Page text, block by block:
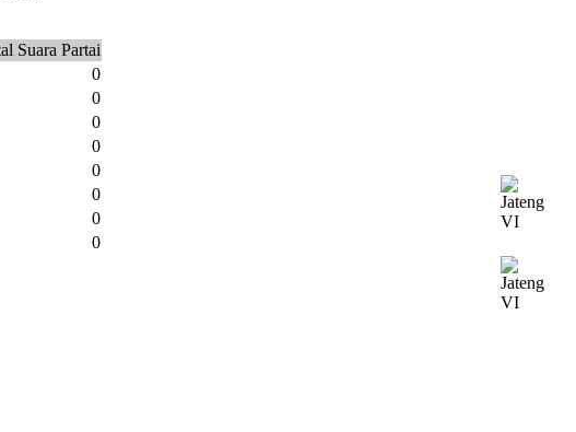
Suara Partai
0
0
0
0
0
0
0
0